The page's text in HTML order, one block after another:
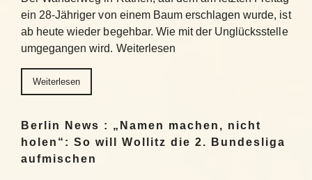
ein 28-Jähriger von einem Baum erschlagen wurde, ist
ab heute wieder begehbar. Wie mit der Unglücksstelle
umgegangen wird. Weiterlesen
Weiterlesen
Berlin News : „Namen machen, nicht
holen“: So will Wollitz die 2. Bundesliga
aufmischen